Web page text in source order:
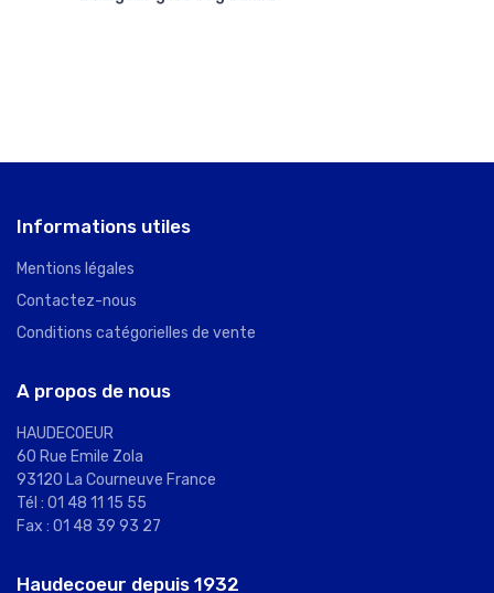
Informations utiles
Mentions légales
Contactez-nous
Conditions catégorielles de vente
A propos de nous
HAUDECOEUR
60 Rue Emile Zola
93120 La Courneuve France
Tél : 01 48 11 15 55
Fax : 01 48 39 93 27
Haudecoeur depuis 1932